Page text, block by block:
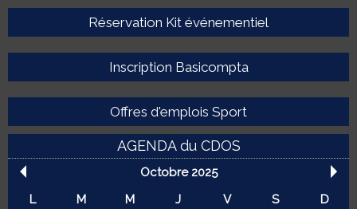
Réservation Kit événementiel
Inscription Basicompta
Offres d'emplois Sport
AGENDA du CDOS
Octobre 2025
L
M M J V S
D